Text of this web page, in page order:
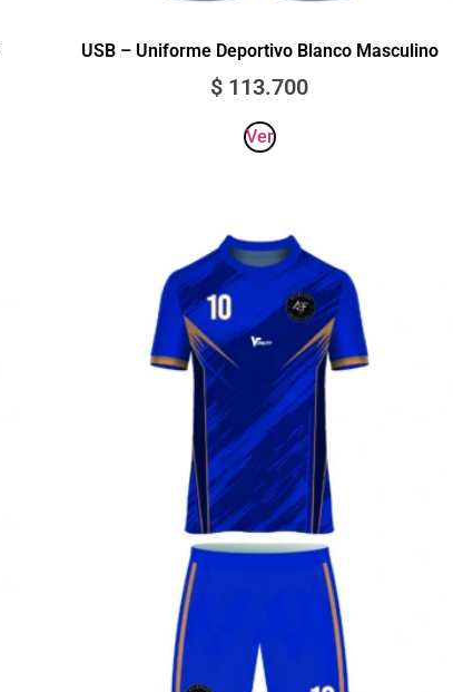
USB – Uniforme Deportivo Blanco Masculino
$ 113.700
Ver